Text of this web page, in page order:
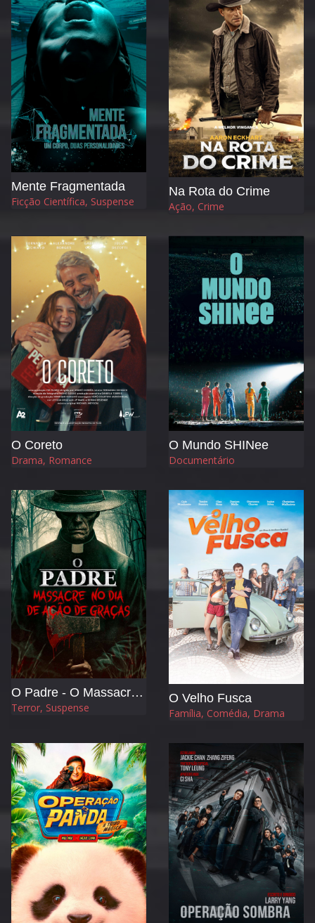
Mente Fragmentada
Ficção Científica, Suspense
Na Rota do Crime
Ação, Crime
O Coreto
Drama, Romance
O Mundo SHINee
Documentário
O Padre - O Massacre no Dia de Ação de Graças
Terror, Suspense
O Velho Fusca
Família, Comédia, Drama